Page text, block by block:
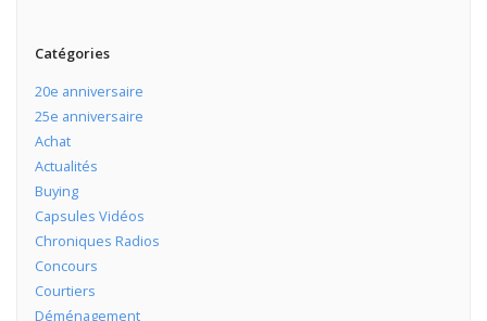
Catégories
20e anniversaire
25e anniversaire
Achat
Actualités
Buying
Capsules Vidéos
Chroniques Radios
Concours
Courtiers
Déménagement